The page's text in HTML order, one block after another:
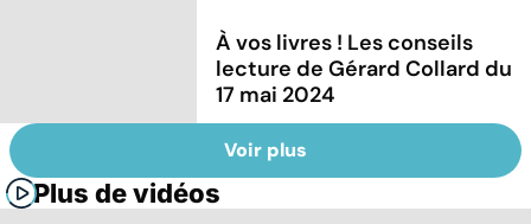
À vos livres ! Les conseils
lecture de Gérard Collard du
17 mai 2024
Voir plus
Plus de vidéos